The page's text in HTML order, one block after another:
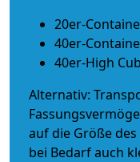
20er-
40er-
40er-High
Alternativ:
auf die Größe
bei Bedarf auch